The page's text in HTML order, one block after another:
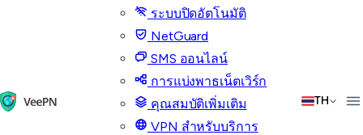
ระบบปิดอัตโนมัติ
NetGuard
SMS ออนไลน์
การแบ่งพาธเน็ตเวิร์ก
คุณสมบัติเพิ่มเติม
VPN สำหรับบริการ
TH